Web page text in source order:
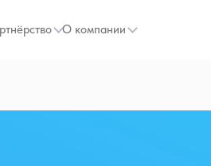
О компании